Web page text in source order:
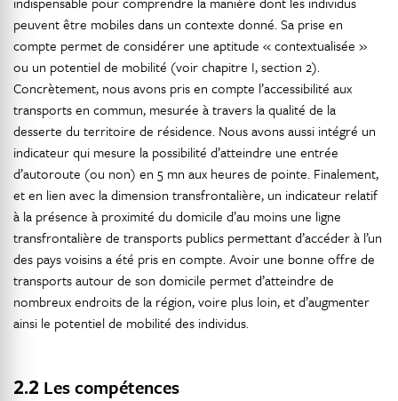
peuvent être mobiles dans un contexte donné. Sa prise en
compte permet de considérer une aptitude « contextualisée »
ou un potentiel de mobilité (voir chapitre I, section 2).
Concrètement, nous avons pris en compte l’accessibilité aux
transports en commun, mesurée à travers la qualité de la
desserte du territoire de résidence. Nous avons aussi intégré un
indicateur qui mesure la possibilité d’atteindre une entrée
d’autoroute (ou non) en 5 mn aux heures de pointe. Finalement,
et en lien avec la dimension transfrontalière, un indicateur relatif
à la présence à proximité du domicile d’au moins une ligne
transfrontalière de transports publics permettant d’accéder à l’un
des pays voisins a été pris en compte. Avoir une bonne offre de
transports autour de son domicile permet d’atteindre de
nombreux endroits de la région, voire plus loin, et d’augmenter
ainsi le potentiel de mobilité des individus.
2.2 Les compétences